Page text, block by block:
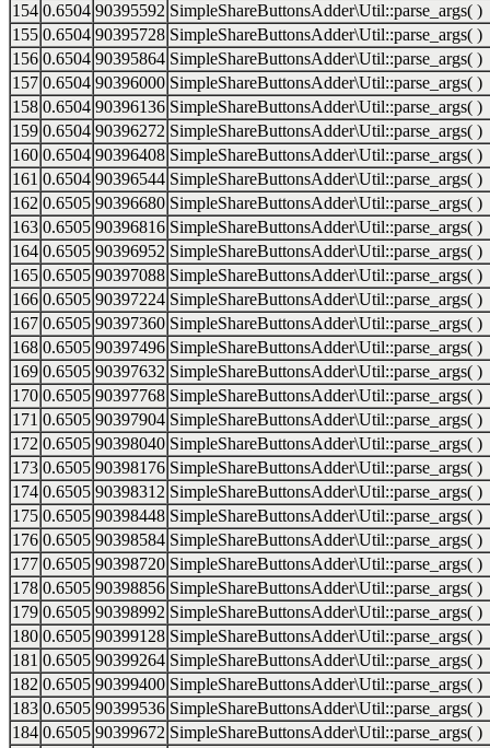
154 0.6504 90395592 SimpleShareButtonsAdder\Util::parse_args( )
155 0.6504 90395728 SimpleShareButtonsAdder\Util::parse_args( )
156 0.6504 90395864 SimpleShareButtonsAdder\Util::parse_args( )
157 0.6504 90396000 SimpleShareButtonsAdder\Util::parse_args( )
158 0.6504 90396136 SimpleShareButtonsAdder\Util::parse_args( )
159 0.6504 90396272 SimpleShareButtonsAdder\Util::parse_args( )
160 0.6504 90396408 SimpleShareButtonsAdder\Util::parse_args( )
161 0.6504 90396544 SimpleShareButtonsAdder\Util::parse_args( )
162 0.6505 90396680 SimpleShareButtonsAdder\Util::parse_args( )
163 0.6505 90396816 SimpleShareButtonsAdder\Util::parse_args( )
164 0.6505 90396952 SimpleShareButtonsAdder\Util::parse_args( )
165 0.6505 90397088 SimpleShareButtonsAdder\Util::parse_args( )
166 0.6505 90397224 SimpleShareButtonsAdder\Util::parse_args( )
167 0.6505 90397360 SimpleShareButtonsAdder\Util::parse_args( )
168 0.6505 90397496 SimpleShareButtonsAdder\Util::parse_args( )
169 0.6505 90397632 SimpleShareButtonsAdder\Util::parse_args( )
170 0.6505 90397768 SimpleShareButtonsAdder\Util::parse_args( )
171 0.6505 90397904 SimpleShareButtonsAdder\Util::parse_args( )
172 0.6505 90398040 SimpleShareButtonsAdder\Util::parse_args( )
173 0.6505 90398176 SimpleShareButtonsAdder\Util::parse_args( )
174 0.6505 90398312 SimpleShareButtonsAdder\Util::parse_args( )
175 0.6505 90398448 SimpleShareButtonsAdder\Util::parse_args( )
176 0.6505 90398584 SimpleShareButtonsAdder\Util::parse_args( )
177 0.6505 90398720 SimpleShareButtonsAdder\Util::parse_args( )
178 0.6505 90398856 SimpleShareButtonsAdder\Util::parse_args( )
179 0.6505 90398992 SimpleShareButtonsAdder\Util::parse_args( )
180 0.6505 90399128 SimpleShareButtonsAdder\Util::parse_args( )
181 0.6505 90399264 SimpleShareButtonsAdder\Util::parse_args( )
182 0.6505 90399400 SimpleShareButtonsAdder\Util::parse_args( )
183 0.6505 90399536 SimpleShareButtonsAdder\Util::parse_args( )
184 0.6505 90399672 SimpleShareButtonsAdder\Util::parse_args( )